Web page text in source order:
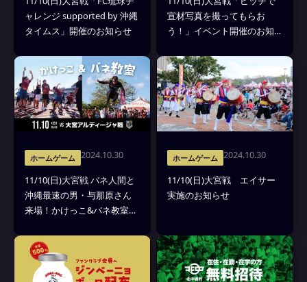
ャレンジ supported by 沖縄
タイムス」開催のお知らせ
宣材写真を撮ってもらお
う！」イベント開催のお知
ホームゲーム 2024.10.30
11/10(日)大宮戦 バネ人間と
沖縄最速の男・与那原さん
来場！かけっこ&バネ教室の
ホームゲーム 2024.10.30
11/10(日)大宮戦 エイサー
実施のお知らせ